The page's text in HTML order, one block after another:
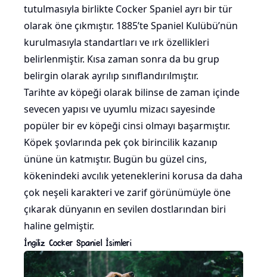
tutulmasıyla birlikte Cocker Spaniel ayrı bir tür
olarak öne çıkmıştır. 1885’te Spaniel Kulübü’nün
kurulmasıyla standartları ve ırk özellikleri
belirlenmiştir. Kısa zaman sonra da bu grup
belirgin olarak ayrılıp sınıflandırılmıştır.
Tarihte av köpeği olarak bilinse de zaman içinde
sevecen yapısı ve uyumlu mizacı sayesinde
popüler bir ev köpeği cinsi olmayı başarmıştır.
Köpek şovlarında pek çok birincilik kazanıp
ününe ün katmıştır. Bugün bu güzel cins,
kökenindeki avcılık yeteneklerini korusa da daha
çok neşeli karakteri ve zarif görünümüyle öne
çıkarak dünyanın en sevilen dostlarından biri
haline gelmiştir.
İngiliz Cocker Spaniel İsimleri